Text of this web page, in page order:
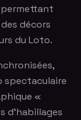
décors
du Loto.
spectaculaire
«
d'habillages